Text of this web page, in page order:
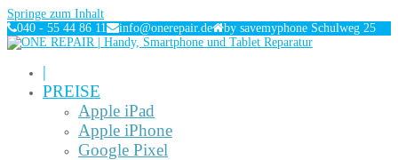
Springe zum Inhalt
040 - 55 44 86 11
info@onerepair.de by savemyphone Schulweg 25
|
PREISE
Apple iPad
Apple iPhone
Google Pixel